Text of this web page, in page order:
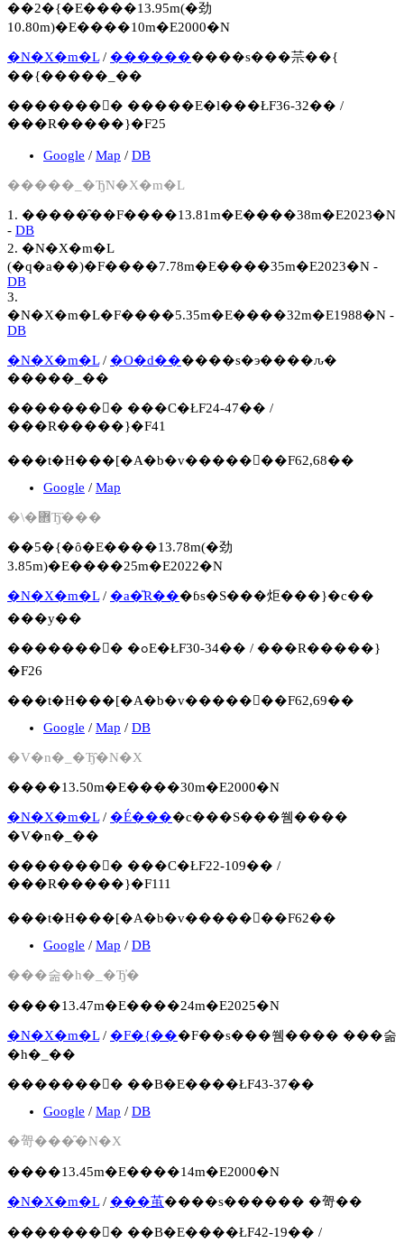
��2�{�E����13.95m(�劲
10.80m)�E����10m�E2000�N
�N�X�m�L/ ����������s���䒬��{
��{�����_��
�������񍐏� �����E�l���ŁF36-32�� /
���R�����}�F25
Google / Map / DB
�����_�Ђ̃N�X�m�L
1. �����̑��F����13.81m�E����38m�E2023�N
- DB
2. �N�X�m�L
(�q�a��)�F����7.78m�E����35m�E2023�N -
DB
3.
�N�X�m�L�F����5.35m�E����32m�E1988�N -
DB
�N�X�m�L/ �O�d������s�э����ԉ�
�����_��
�������񍐏� ���C�ŁF24-47�� /
���R�����}�F41
���t�H���[�A�b�v�����񍐏��F62,68��
Google / Map
�\�܎Ђ̏���
��5�{�ȏ�E����13.78m(�劲
3.85m)�E����25m�E2022�N
�N�X�m�L/ �a�̎R���ɓs�S���炬���}�c��
���y��
�������񍐏� �ߋE�ŁF30-34�� / ���R�����}
�F26
���t�H���[�A�b�v�����񍐏��F62,69��
Google / Map / DB
�V�n�_�Ђ̑�N�X
����13.50m�E����30m�E2000�N
�N�X�m�L/ �É����c���S���쒬����
�V�n�_��
�������񍐏� ���C�ŁF22-109�� /
���R�����}�F111
���t�H���[�A�b�v�����񍐏��F62��
Google / Map / DB
���숢�h�_�Ђ̓�
����13.47m�E����24m�E2025�N
�N�X�m�L/ �F�{���F��s���쒬���� ���숢
�h�_��
�������񍐏� ��B�E����ŁF43-37��
Google / Map / DB
�哿���̑�N�X
����13.45m�E����14m�E2000�N
�N�X�m�L/ ���茧����s������ �哿��
�������񍐏� ��B�E����ŁF42-19�� /